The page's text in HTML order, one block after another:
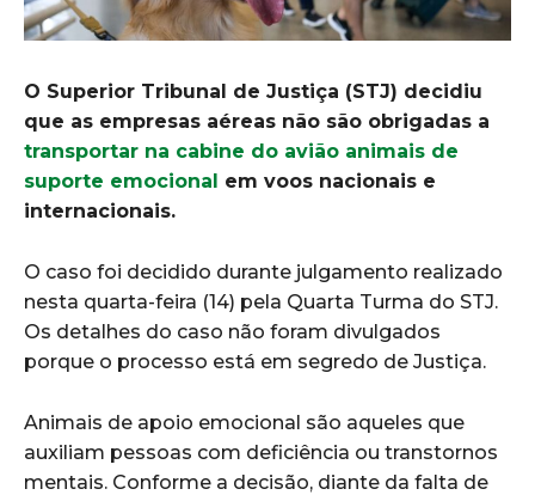
O Superior Tribunal de Justiça (STJ) decidiu
que as empresas aéreas não são obrigadas a
transportar na cabine do avião animais de
suporte emocional em voos nacionais e
internacionais.
O caso foi decidido durante julgamento realizado
nesta quarta-feira (14) pela Quarta Turma do STJ.
Os detalhes do caso não foram divulgados
porque o processo está em segredo de Justiça.
Animais de apoio emocional são aqueles que
auxiliam pessoas com deficiência ou transtornos
mentais. Conforme a decisão, diante da falta de